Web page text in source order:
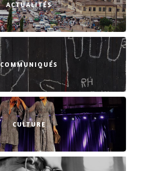
ACTUALITÉS
COMMUNIQUÉS
CULTURE